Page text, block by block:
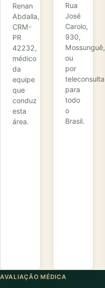
Renan
Abdalla,
CRM-
PR
42232,
médico
da
equipe
que
conduz
esta
área.
Rua
José
Carolo,
930,
Mossunguê,
ou
por
teleconsulta
para
todo
o
Brasil.
AVALIAÇÃO MÉDICA